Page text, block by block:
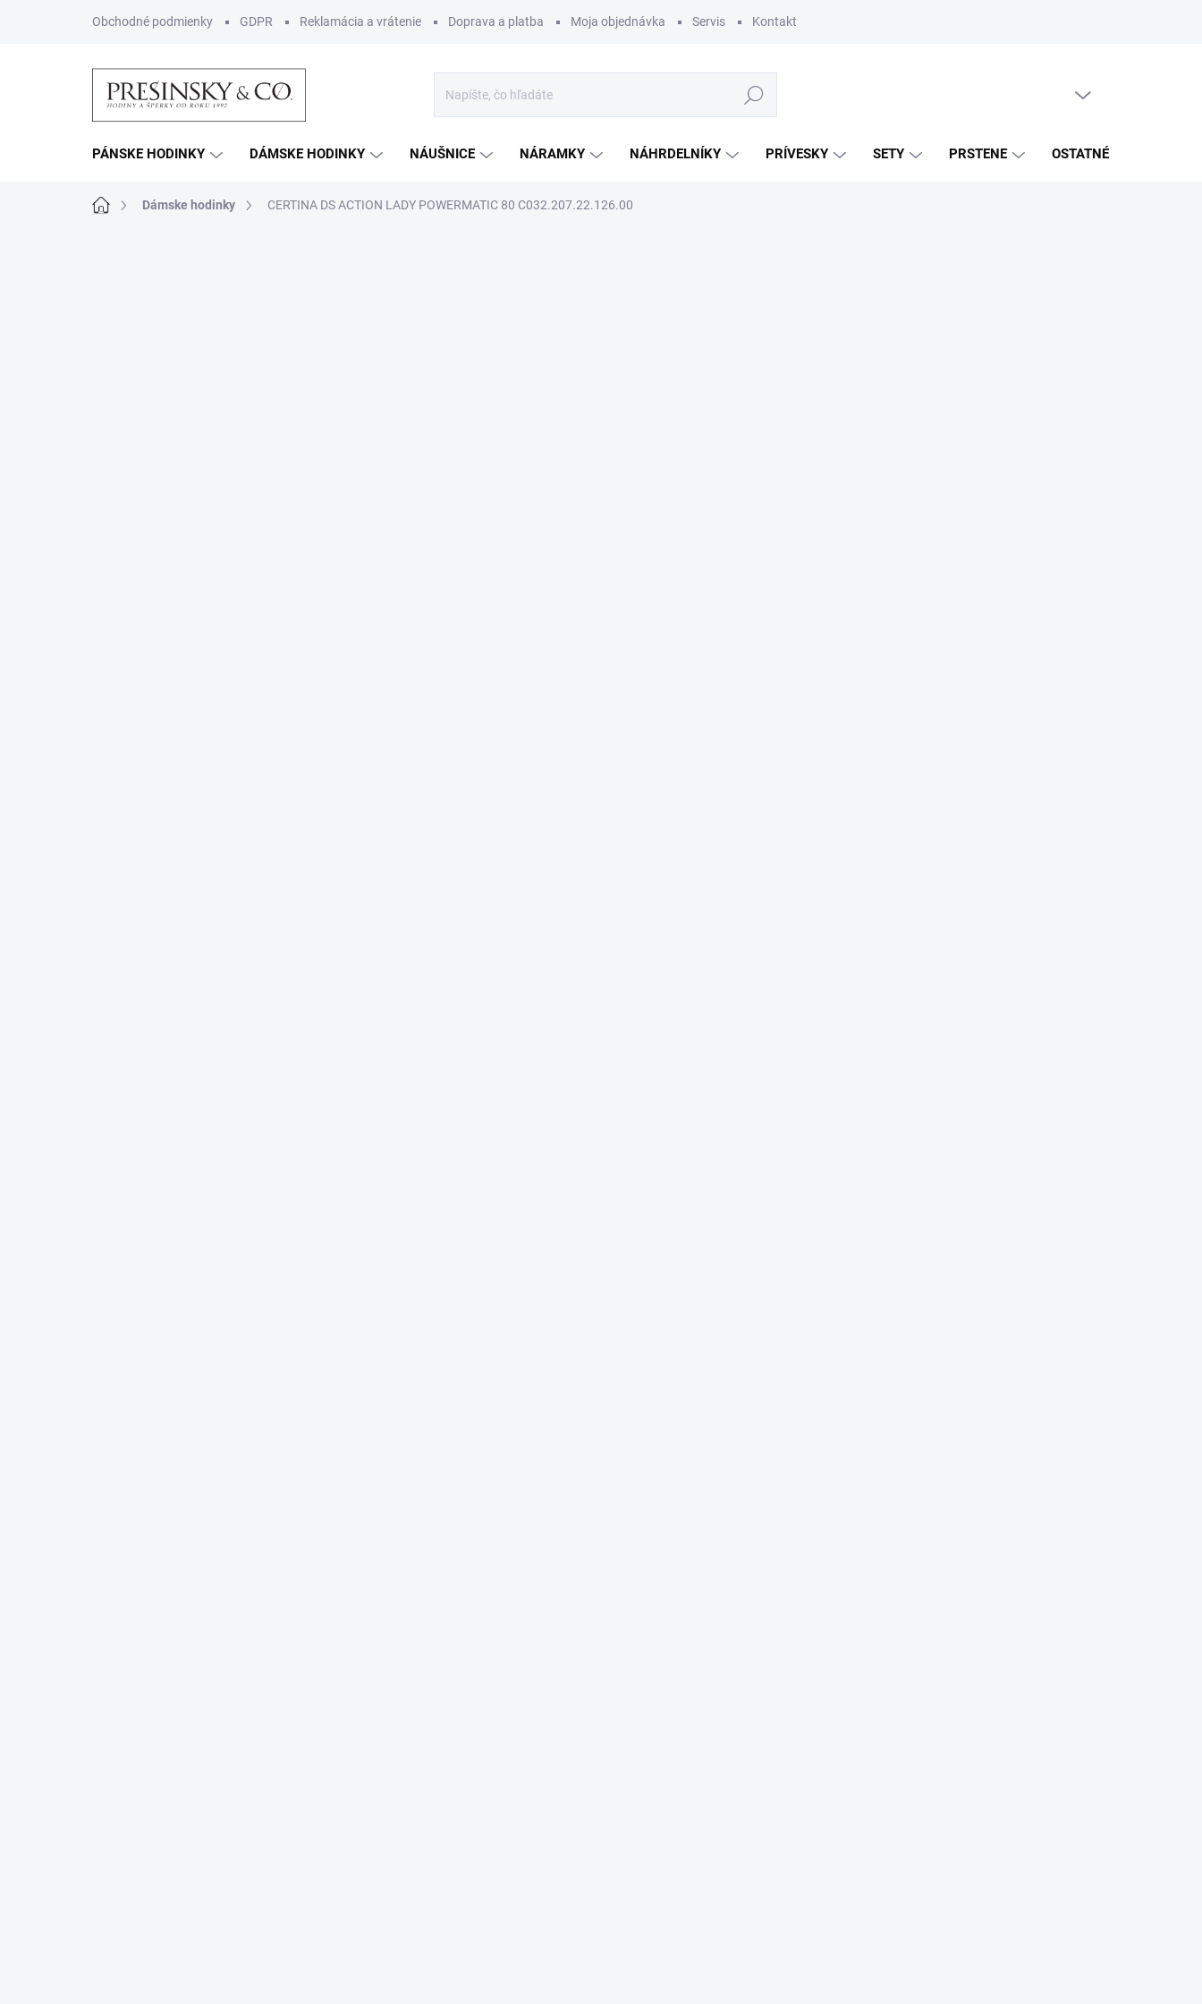
Obchodné podmienky GDPR Reklamácia a vrátenie Doprava a platba Moja objednávka Servis Kontakt
Hľadať
PÁNSKE HODINKY DÁMSKE HODINKY NÁUŠNICE NÁRAMKY NÁHRDELNÍKY PRÍVESKY SETY PRSTENE OSTATNÉ
DomovDámske hodinky CERTINA DS ACTION LADY POWERMATIC 80 C032.207.22.126.00